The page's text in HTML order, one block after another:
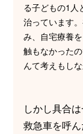
る子どもの1人
治っています
み、自宅療養
触もなかった
んて考えもし
しかし具合
救急車を呼